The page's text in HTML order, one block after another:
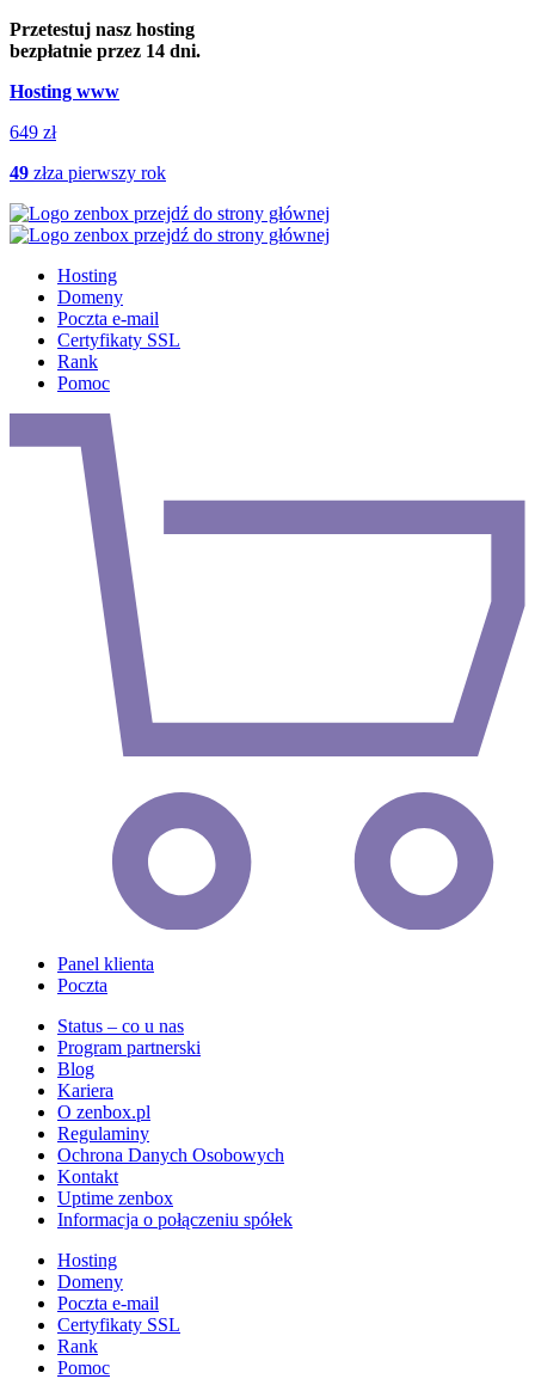
Przejdź
do
treści
Przejdź
do
Przetestuj nasz hosting
bezpłatnie przez 14 dni.
Hosting www
649 zł
49 złza pierwszy rok
Hosting
Domeny
Poczta e-mail
Certyfikaty SSL
Rank
Pomoc
Panel klienta
Poczta
Status – co u nas
Program partnerski
Blog
Kariera
O zenbox.pl
Regulaminy
Ochrona Danych Osobowych
Kontakt
Uptime zenbox
Informacja o połączeniu spółek
Hosting
Domeny
Poczta e-mail
Certyfikaty SSL
Rank
Pomoc